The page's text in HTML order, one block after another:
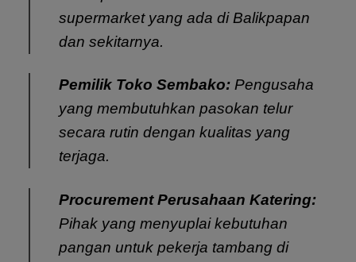
supermarket yang ada di Balikpapan
dan sekitarnya.
Pemilik Toko Sembako:Pengusaha
yang membutuhkan pasokan telur
secara rutin dengan kualitas yang
terjaga.
Procurement Perusahaan Katering:
Pihak yang menyuplai kebutuhan
pangan untuk pekerja tambang di